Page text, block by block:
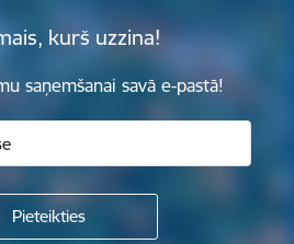
kurš uzzina!
saņemšanai savā e-pastā!